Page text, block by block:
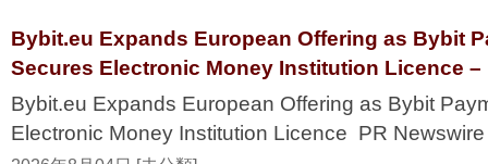
Bybit.eu Expands European Offering as Bybit
Secures Electronic Money Institution Licence –
Bybit.eu Expands European Offering as Bybit
Electronic Money Institution Licence PR Newswire